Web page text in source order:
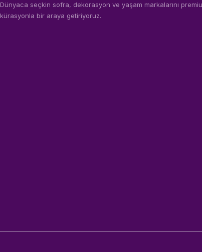
Dünyaca seçkin sofra, dekorasyon ve yaşam markalarını
kürasyonla bir araya getiriyoruz.